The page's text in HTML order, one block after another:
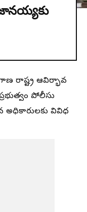
రాష్ట్ర ఆవిర్భావ
పోలీసు
అధికారులకు వివిధ